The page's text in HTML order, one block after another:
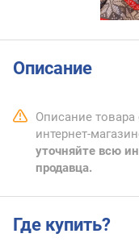
Описание
Описание
интернет-
уточняйте всю
продавца.
Где купить?